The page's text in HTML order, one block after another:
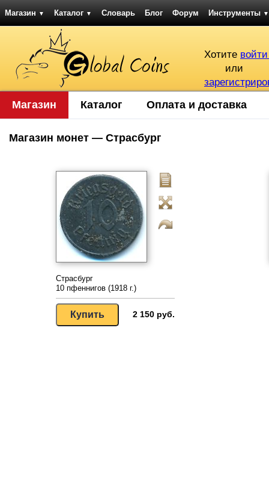
Магазин ▼ Каталог ▼ Словарь Блог Форум Инструменты ▼
Хотите
или
Магазин Каталог Оплата и доставка
Магазин монет — Страсбург
Страсбург
10 пфеннигов (1918 г.)
2 150 руб.